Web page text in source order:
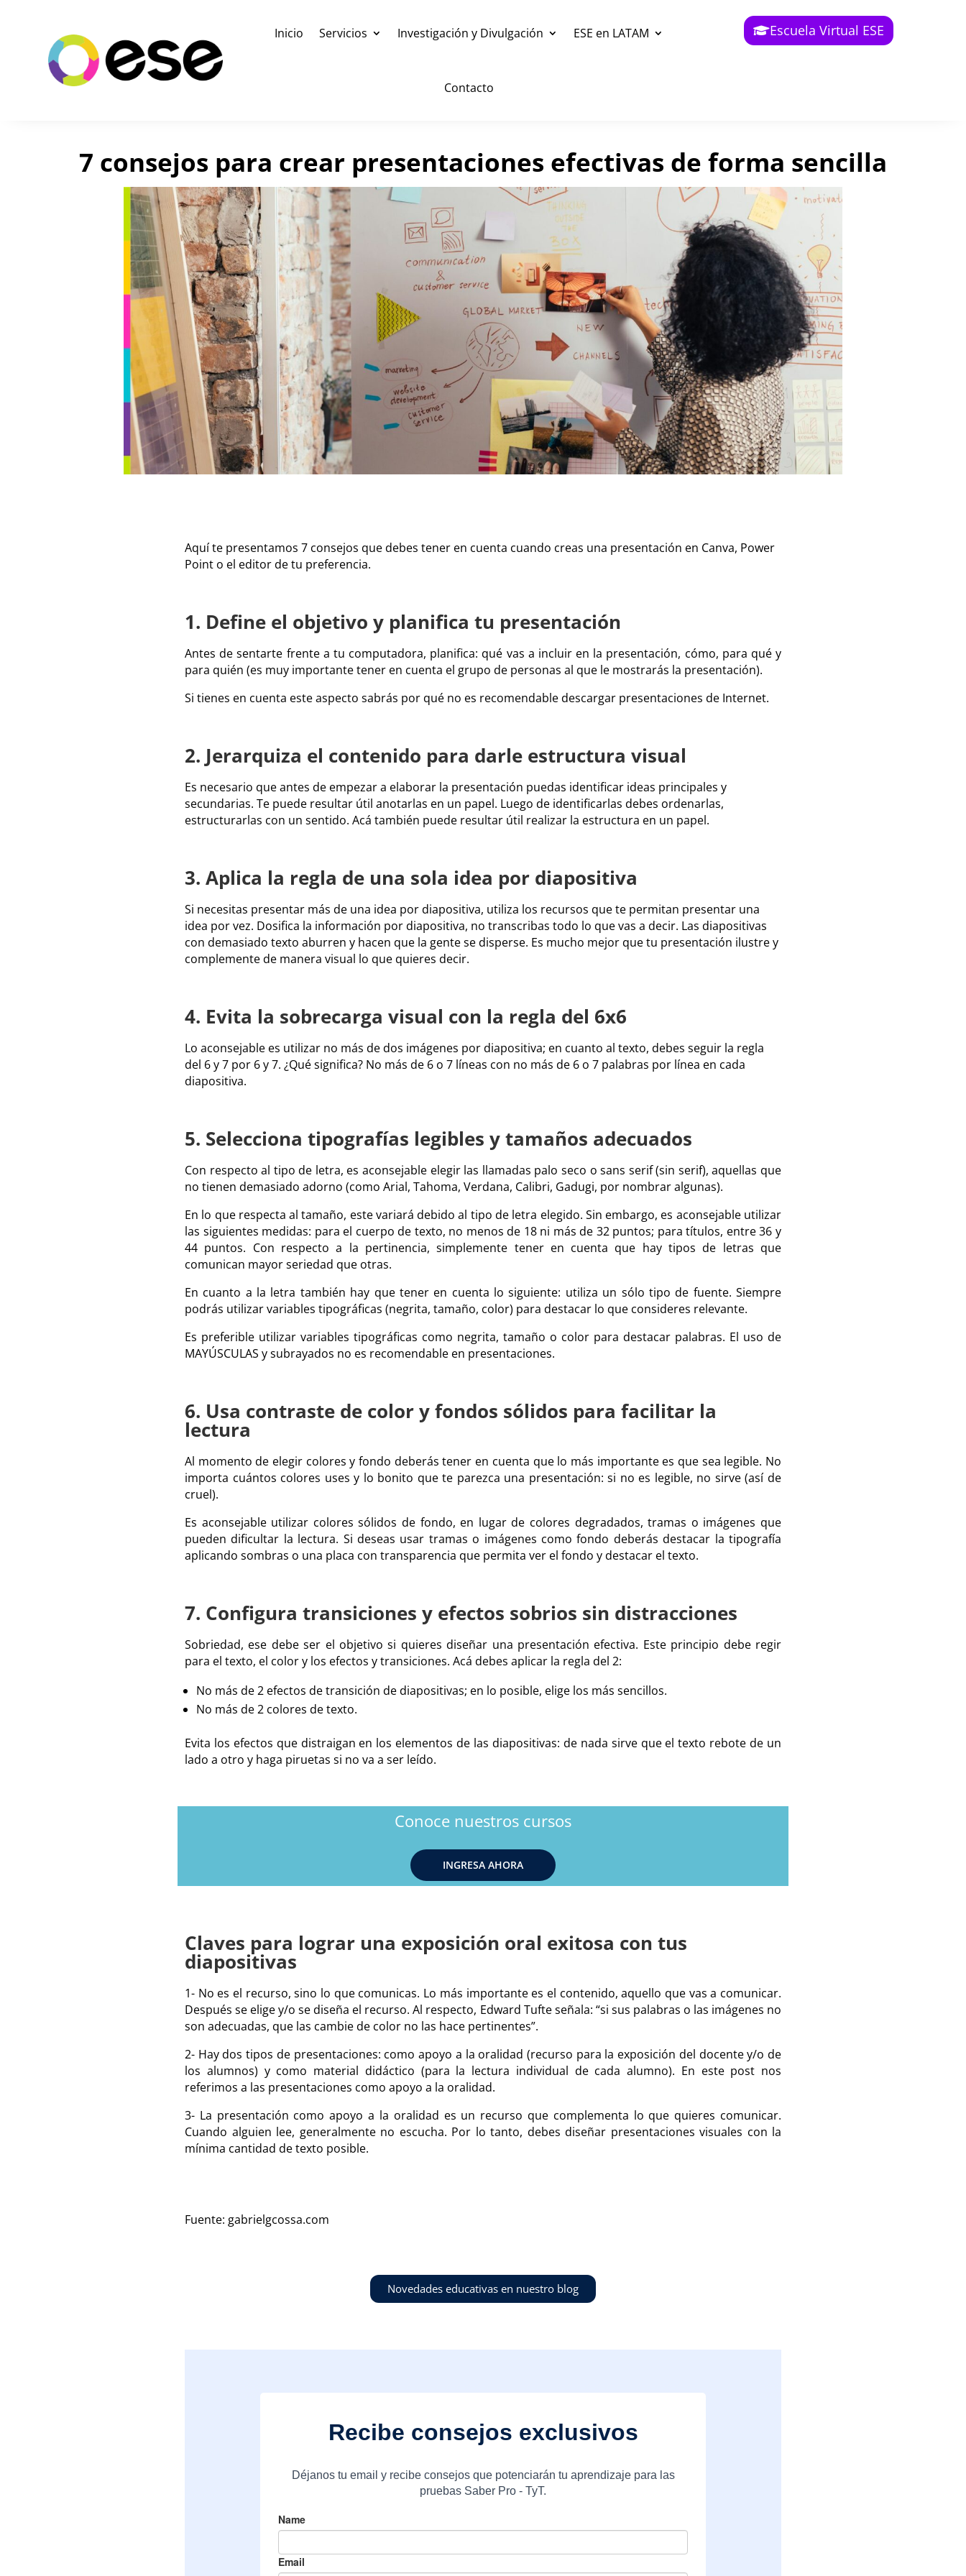
Inicio Servicios Investigación y Divulgación ESE en LATAM
Contacto
Escuela Virtual ESE
7 consejos para crear presentaciones efectivas de forma sencilla
Aquí te presentamos 7 consejos que debes tener en cuenta cuando creas una presentación en Canva, Power
Point o el editor de tu preferencia.
1. Define el objetivo y planifica tu presentación
Antes de sentarte frente a tu computadora, planifica: qué vas a incluir en la presentación, cómo, para qué y
para quién (es muy importante tener en cuenta el grupo de personas al que le mostrarás la presentación).
Si tienes en cuenta este aspecto sabrás por qué no es recomendable descargar presentaciones de Internet.
2. Jerarquiza el contenido para darle estructura visual
Es necesario que antes de empezar a elaborar la presentación puedas identificar ideas principales y
secundarias. Te puede resultar útil anotarlas en un papel. Luego de identificarlas debes ordenarlas,
estructurarlas con un sentido. Acá también puede resultar útil realizar la estructura en un papel.
3. Aplica la regla de una sola idea por diapositiva
Si necesitas presentar más de una idea por diapositiva, utiliza los recursos que te permitan presentar una
idea por vez. Dosifica la información por diapositiva, no transcribas todo lo que vas a decir. Las diapositivas
con demasiado texto aburren y hacen que la gente se disperse. Es mucho mejor que tu presentación ilustre y
complemente de manera visual lo que quieres decir.
4. Evita la sobrecarga visual con la regla del 6x6
Lo aconsejable es utilizar no más de dos imágenes por diapositiva; en cuanto al texto, debes seguir la regla
del 6 y 7 por 6 y 7. ¿Qué significa? No más de 6 o 7 líneas con no más de 6 o 7 palabras por línea en cada
diapositiva.
5. Selecciona tipografías legibles y tamaños adecuados
Con respecto al tipo de letra, es aconsejable elegir las llamadas palo seco o sans serif (sin serif), aquellas que
no tienen demasiado adorno (como Arial, Tahoma, Verdana, Calibri, Gadugi, por nombrar algunas).
En lo que respecta al tamaño, este variará debido al tipo de letra elegido. Sin embargo, es aconsejable utilizar
las siguientes medidas: para el cuerpo de texto, no menos de 18 ni más de 32 puntos; para títulos, entre 36 y
44 puntos. Con respecto a la pertinencia, simplemente tener en cuenta que hay tipos de letras que
comunican mayor seriedad que otras.
En cuanto a la letra también hay que tener en cuenta lo siguiente: utiliza un sólo tipo de fuente. Siempre
podrás utilizar variables tipográficas (negrita, tamaño, color) para destacar lo que consideres relevante.
Es preferible utilizar variables tipográficas como negrita, tamaño o color para destacar palabras. El uso de
MAYÚSCULAS y subrayados no es recomendable en presentaciones.
6. Usa contraste de color y fondos sólidos para facilitar la
lectura
Al momento de elegir colores y fondo deberás tener en cuenta que lo más importante es que sea legible. No
importa cuántos colores uses y lo bonito que te parezca una presentación: si no es legible, no sirve (así de
cruel).
Es aconsejable utilizar colores sólidos de fondo, en lugar de colores degradados, tramas o imágenes que
pueden dificultar la lectura. Si deseas usar tramas o imágenes como fondo deberás destacar la tipografía
aplicando sombras o una placa con transparencia que permita ver el fondo y destacar el texto.
7. Configura transiciones y efectos sobrios sin distracciones
Sobriedad, ese debe ser el objetivo si quieres diseñar una presentación efectiva. Este principio debe regir
para el texto, el color y los efectos y transiciones. Acá debes aplicar la regla del 2:
No más de 2 efectos de transición de diapositivas; en lo posible, elige los más sencillos.
No más de 2 colores de texto.
Evita los efectos que distraigan en los elementos de las diapositivas: de nada sirve que el texto rebote de un
lado a otro y haga piruetas si no va a ser leído.
Conoce nuestros cursos
INGRESA AHORA
Claves para lograr una exposición oral exitosa con tus
diapositivas
1- No es el recurso, sino lo que comunicas. Lo más importante es el contenido, aquello que vas a comunicar.
Después se elige y/o se diseña el recurso. Al respecto, Edward Tufte señala: “si sus palabras o las imágenes no
son adecuadas, que las cambie de color no las hace pertinentes”.
2- Hay dos tipos de presentaciones: como apoyo a la oralidad (recurso para la exposición del docente y/o de
los alumnos) y como material didáctico (para la lectura individual de cada alumno). En este post nos
referimos a las presentaciones como apoyo a la oralidad.
3- La presentación como apoyo a la oralidad es un recurso que complementa lo que quieres comunicar.
Cuando alguien lee, generalmente no escucha. Por lo tanto, debes diseñar presentaciones visuales con la
mínima cantidad de texto posible.
Fuente: gabrielgcossa.com
Novedades educativas en nuestro blog